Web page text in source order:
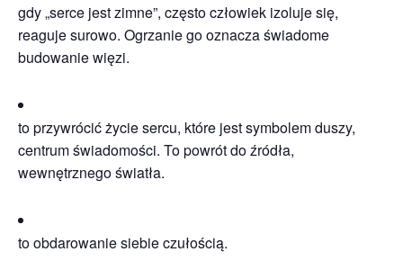
gdy „serce jest zimne”, często człowiek izoluje się,
reaguje surowo. Ogrzanie go oznacza świadome
budowanie więzi.
to przywrócić życie sercu, które jest symbolem duszy,
centrum świadomości. To powrót do źródła,
wewnętrznego światła.
to obdarowanie siebie czułością.